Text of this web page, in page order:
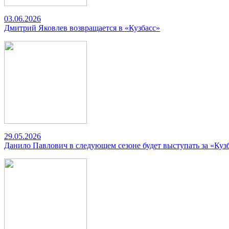
03.06.2026
Дмитрий Яковлев возвращается в «Кузбасс»
29.05.2026
Данило Павлович в следующем сезоне будет выступать за